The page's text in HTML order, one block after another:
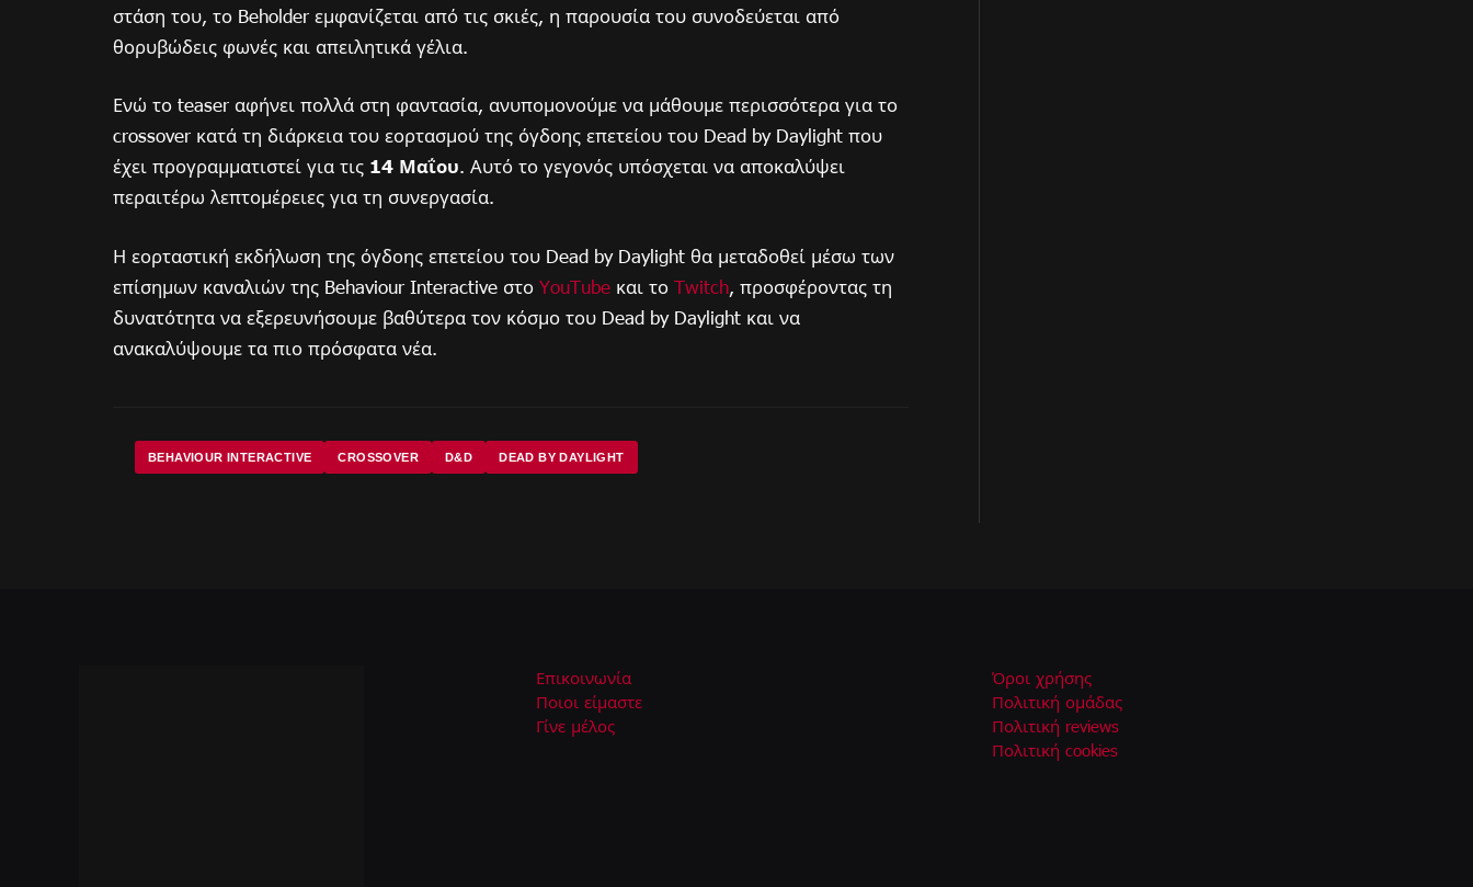
στάση του, το Beholder εμφανίζεται από τις σκιές, η παρουσία του συνοδεύεται από
θορυβώδεις φωνές και απειλητικά γέλια.
Ενώ το teaser αφήνει πολλά στη φαντασία, ανυπομονούμε να μάθουμε περισσότερα για το
crossover κατά τη διάρκεια του εορτασμού της όγδοης επετείου του Dead by Daylight που
έχει προγραμματιστεί για τις 14 Μαΐου. Αυτό το γεγονός υπόσχεται να αποκαλύψει
περαιτέρω λεπτομέρειες για τη συνεργασία.
Η εορταστική εκδήλωση της όγδοης επετείου του Dead by Daylight θα μεταδοθεί μέσω των
επίσημων καναλιών της Behaviour Interactive στο YouTube και το Twitch, προσφέροντας τη
δυνατότητα να εξερευνήσουμε βαθύτερα τον κόσμο του Dead by Daylight και να
ανακαλύψουμε τα πιο πρόσφατα νέα.
BEHAVIOUR INTERACTIVE CROSSOVER D&D DEAD BY DAYLIGHT
Επικοινωνία
Ποιοι είμαστε
Γίνε μέλος
Όροι χρήσης
Πολιτική ομάδας
Πολιτική reviews
Πολιτική cookies